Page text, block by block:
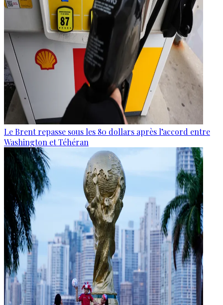
Le Brent repasse sous les 80 dollars après l’accord entre
Washington et Téhéran